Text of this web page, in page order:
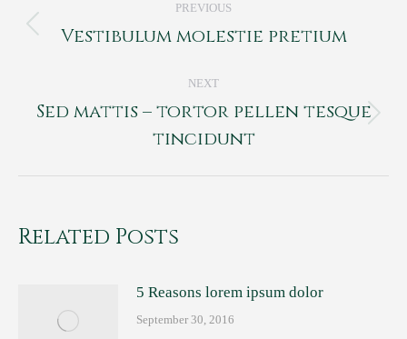
navigation
PREVIOUS
Previous
Vestibulum molestie pretium
NEXT
post:
Sed mattis – tortor pellen tesque
tincidunt
Related Posts
5 Reasons lorem ipsum dolor
September 30, 2016